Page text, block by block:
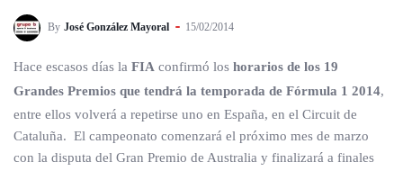
By José González Mayoral 15/02/2014
Hace escasos días la FIA confirmó los horarios de los 19
Grandes Premios que tendrá la temporada de Fórmula 1 2014,
entre ellos volverá a repetirse uno en España, en el Circuit de
Cataluña. El campeonato comenzará el próximo mes de marzo
con la disputa del Gran Premio de Australia y finalizará a finales